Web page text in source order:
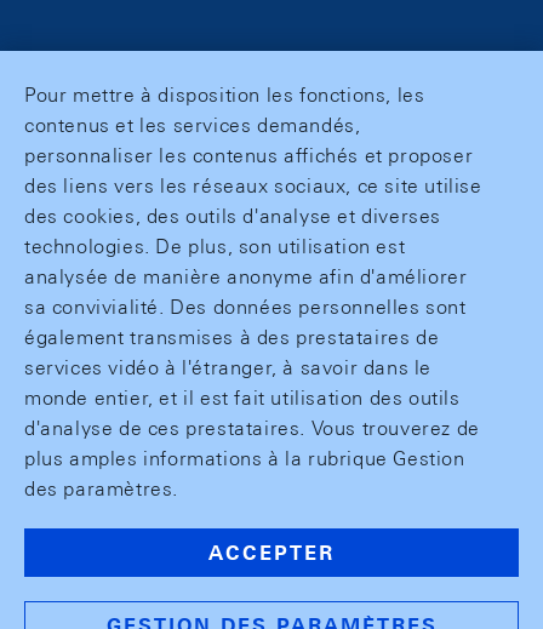
Pour mettre à disposition les fonctions, les
contenus et les services demandés,
personnaliser les contenus affichés et proposer
des liens vers les réseaux sociaux, ce site utilise
des cookies, des outils d'analyse et diverses
technologies. De plus, son utilisation est
analysée de manière anonyme afin d'améliorer
sa convivialité. Des données personnelles sont
également transmises à des prestataires de
services vidéo à l'étranger, à savoir dans le
monde entier, et il est fait utilisation des outils
d'analyse de ces prestataires. Vous trouverez de
plus amples informations à la rubrique Gestion
des paramètres.
ACCEPTER